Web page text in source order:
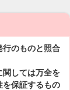
行のものと照合
関しては万全を
を保証するもの